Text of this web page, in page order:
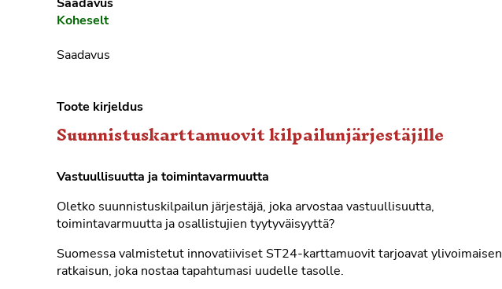
Koheselt
Saadavus
Toote kirjeldus
Suunnistuskarttamuovit kilpailunjärjestäjille
Vastuullisuutta ja toimintavarmuutta
Oletko suunnistuskilpailun järjestäjä, joka arvostaa vastuullisuutta,
toimintavarmuutta ja osallistujien tyytyväisyyttä?
Suomessa valmistetut innovatiiviset ST24-karttamuovit tarjoavat ylivoimaisen
ratkaisun, joka nostaa tapahtumasi uudelle tasolle.